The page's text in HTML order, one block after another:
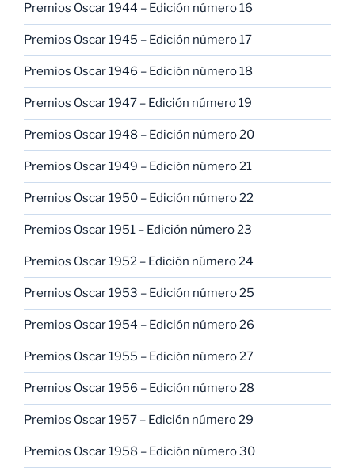
Premios Oscar 1944 – Edición número 16
Premios Oscar 1945 – Edición número 17
Premios Oscar 1946 – Edición número 18
Premios Oscar 1947 – Edición número 19
Premios Oscar 1948 – Edición número 20
Premios Oscar 1949 – Edición número 21
Premios Oscar 1950 – Edición número 22
Premios Oscar 1951 – Edición número 23
Premios Oscar 1952 – Edición número 24
Premios Oscar 1953 – Edición número 25
Premios Oscar 1954 – Edición número 26
Premios Oscar 1955 – Edición número 27
Premios Oscar 1956 – Edición número 28
Premios Oscar 1957 – Edición número 29
Premios Oscar 1958 – Edición número 30